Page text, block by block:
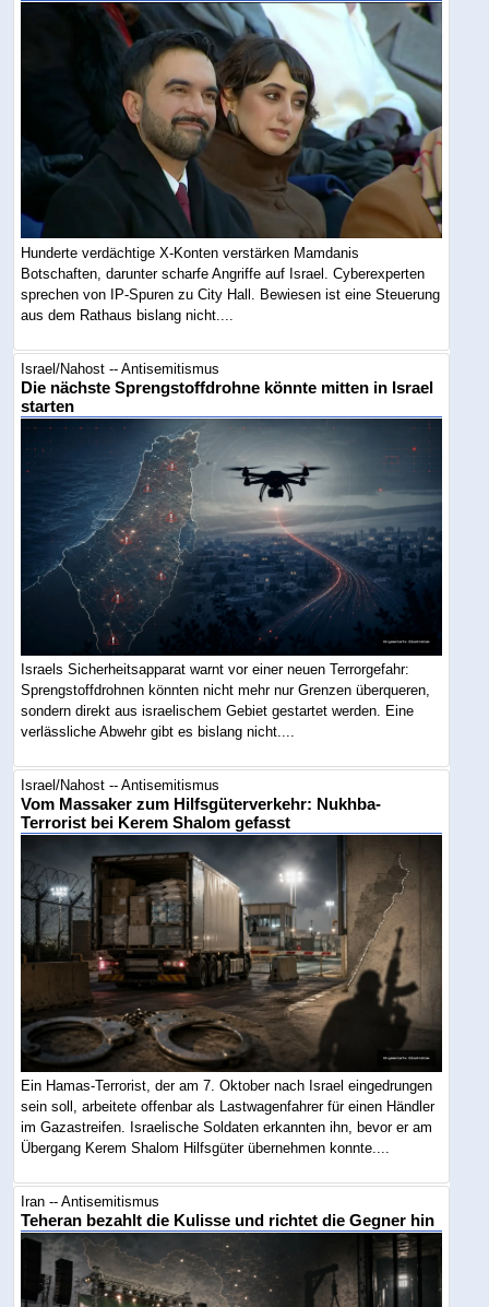
Hunderte verdächtige X-Konten verstärken Mamdanis
Botschaften, darunter scharfe Angriffe auf Israel. Cyberexperten
sprechen von IP-Spuren zu City Hall. Bewiesen ist eine Steuerung
aus dem Rathaus bislang nicht....
Israel/Nahost -- Antisemitismus
Die nächste Sprengstoffdrohne könnte mitten in Israel
starten
Israels Sicherheitsapparat warnt vor einer neuen Terrorgefahr:
Sprengstoffdrohnen könnten nicht mehr nur Grenzen überqueren,
sondern direkt aus israelischem Gebiet gestartet werden. Eine
verlässliche Abwehr gibt es bislang nicht....
Israel/Nahost -- Antisemitismus
Vom Massaker zum Hilfsgüterverkehr: Nukhba-
Terrorist bei Kerem Shalom gefasst
Ein Hamas-Terrorist, der am 7. Oktober nach Israel eingedrungen
sein soll, arbeitete offenbar als Lastwagenfahrer für einen Händler
im Gazastreifen. Israelische Soldaten erkannten ihn, bevor er am
Übergang Kerem Shalom Hilfsgüter übernehmen konnte....
Iran -- Antisemitismus
Teheran bezahlt die Kulisse und richtet die Gegner hin